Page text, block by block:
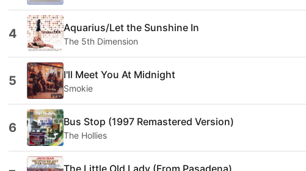
4 Aquarius/Let the Sunshine In
The 5th Dimension
5 I'll Meet You At Midnight
Smokie
6 Bus Stop (1997 Remastered Version)
The Hollies
The Little Old Lady (From Pasadena)